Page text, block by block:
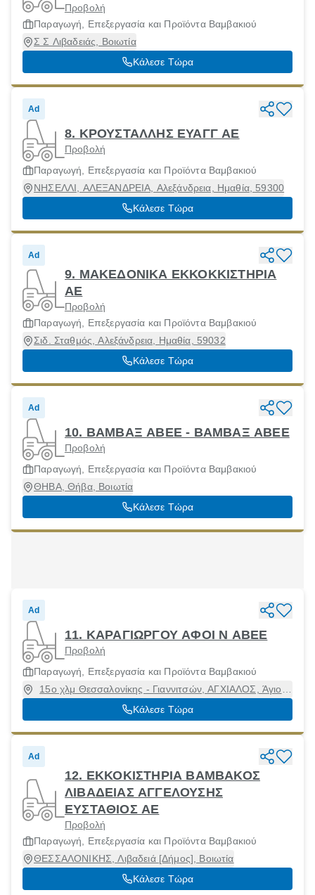
Προβολή
Παραγωγή, Επεξεργασία και Προϊόντα Βαμβακιού
Σ Σ Λιβαδειάς, Βοιωτία
Κάλεσε Τώρα
Ad
8. ΚΡΟΥΣΤΑΛΛΗΣ ΕΥΑΓΓ ΑΕ
Προβολή
Παραγωγή, Επεξεργασία και Προϊόντα Βαμβακιού
ΝΗΣΕΛΛΙ, ΑΛΕΞΑΝΔΡΕΙΑ, Αλεξάνδρεια, Ημαθία, 59300
Κάλεσε Τώρα
Ad
9. ΜΑΚΕΔΟΝΙΚΑ ΕΚΚΟΚΚΙΣΤΗΡΙΑ
ΑΕ
Προβολή
Παραγωγή, Επεξεργασία και Προϊόντα Βαμβακιού
Σιδ. Σταθμός, Αλεξάνδρεια, Ημαθία, 59032
Κάλεσε Τώρα
Ad
10. ΒΑΜΒΑΞ ΑΒΕΕ - ΒΑΜΒΑΞ ΑΒΕΕ
Προβολή
Παραγωγή, Επεξεργασία και Προϊόντα Βαμβακιού
ΘΗΒΑ, Θήβα, Βοιωτία
Κάλεσε Τώρα
Ad
11. ΚΑΡΑΓΙΩΡΓΟΥ ΑΦΟΙ Ν ΑΒΕΕ
Προβολή
Παραγωγή, Επεξεργασία και Προϊόντα Βαμβακιού
15ο χλμ Θεσσαλονίκης - Γιαννιτσών, ΑΓΧΙΑΛΟΣ, Άγιος
Αθανάσιος, Θεσσαλονίκη, 57011
Κάλεσε Τώρα
Ad
12. ΕΚΚΟΚΙΣΤΗΡΙΑ ΒΑΜΒΑΚΟΣ
ΛΙΒΑΔΕΙΑΣ ΑΓΓΕΛΟΥΣΗΣ
ΕΥΣΤΑΘΙΟΣ ΑΕ
Προβολή
Παραγωγή, Επεξεργασία και Προϊόντα Βαμβακιού
ΘΕΣΣΑΛΟΝΙΚΗΣ, Λιβαδειά [Δήμος], Βοιωτία
Κάλεσε Τώρα